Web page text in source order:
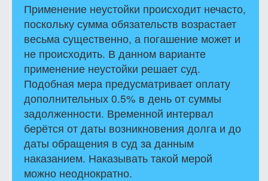
Применение неустойки происходит нечасто,
поскольку сумма обязательств возрастает
весьма существенно, а погашение может и
не происходить. В данном варианте
применение неустойки решает суд.
Подобная мера предусматривает оплату
дополнительных 0.5% в день от суммы
задолженности. Временной интервал
берётся от даты возникновения долга и до
даты обращения в суд за данным
наказанием. Наказывать такой мерой
можно неоднократно.